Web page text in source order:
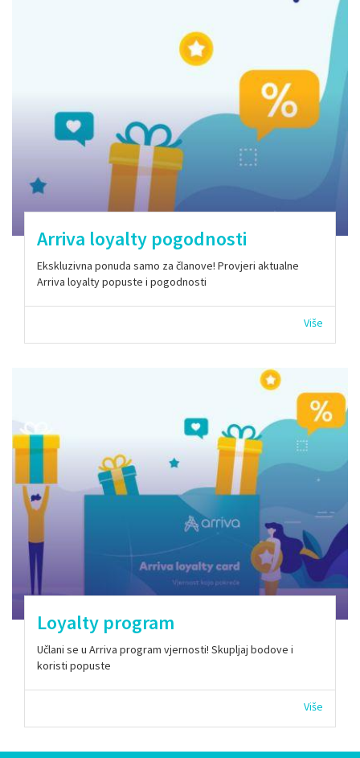
Arriva loyalty pogodnosti
Ekskluzivna ponuda samo za članove! Provjeri aktualne
Arriva loyalty popuste i pogodnosti
Više
Loyalty program
Učlani se u Arriva program vjernosti! Skupljaj bodove i
koristi popuste
Više